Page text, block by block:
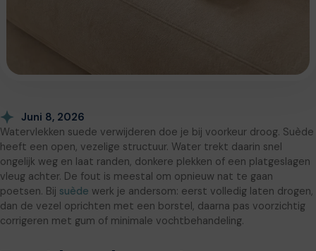
Juni 8, 2026
Watervlekken suede verwijderen doe je bij voorkeur droog. Suède
heeft een open, vezelige structuur. Water trekt daarin snel
ongelijk weg en laat randen, donkere plekken of een platgeslagen
vleug achter. De fout is meestal om opnieuw nat te gaan
poetsen. Bij suède werk je andersom: eerst volledig laten drogen,
dan de vezel oprichten met een borstel, daarna pas voorzichtig
corrigeren met gum of minimale vochtbehandeling.